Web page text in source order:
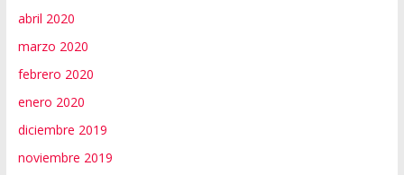
abril 2020
marzo 2020
febrero 2020
enero 2020
diciembre 2019
noviembre 2019